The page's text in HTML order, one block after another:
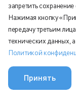
ответе и
Исправлено:
исключили
и текст
отсутствии
запретить
Нажимая кнопку
передачу третьим
технических данных,
Политикой
Принять